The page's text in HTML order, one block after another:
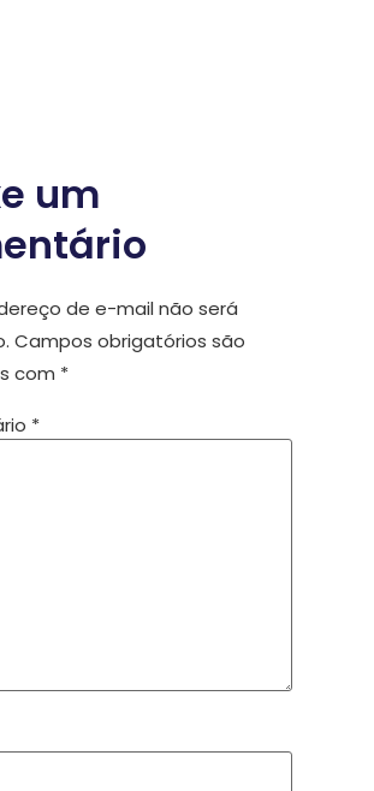
um
de e-mail não será
Campos obrigatórios são
com *
*